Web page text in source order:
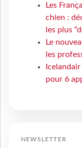
Les
chien :
les plus
Le
les
pour 6
NEWSLETTER